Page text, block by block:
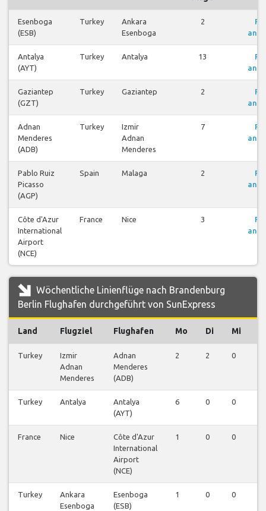
Esenboga
(ESB)
Turkey
Ankara
Esenboga
2
Antalya
(AYT)
Turkey Antalya 13
Gaziantep
(GZT)
Turkey Gaziantep 2
Adnan
Menderes
(ADB)
Turkey
Izmir
Adnan
Menderes
7
Pablo Ruiz
Picasso
(AGP)
Spain Malaga 2
Côte d'Azur
International
Airport
(NCE)
France Nice 3
Wöchentliche Linienflüge nach Brandenburg
Berlin Flughafen durchgeführt von SunExpress
Land Flugziel Flughafen Mo Di Mi
Turkey
Izmir
Adnan
Menderes
Adnan
Menderes
(ADB)
2 2 0
Turkey Antalya
Antalya
(AYT)
6 0 0
France Nice
Côte d'Azur
International
Airport
(NCE)
1 0 0
Turkey
Ankara
Esenboga
Esenboga
(ESB)
1 0 0